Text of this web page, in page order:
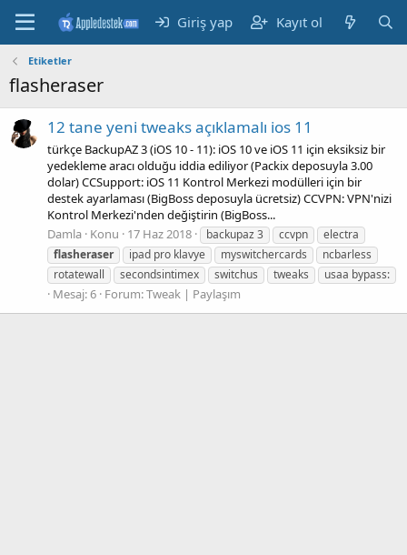
Giriş yap Kayıt ol
Etiketler
flasheraser
12 tane yeni tweaks açıklamalı ios 11
türkçe BackupAZ 3 (iOS 10 - 11): iOS 10 ve iOS 11 için eksiksiz bir
yedekleme aracı olduğu iddia ediliyor (Packix deposuyla 3.00
dolar) CCSupport: iOS 11 Kontrol Merkezi modülleri için bir
destek ayarlaması (BigBoss deposuyla ücretsiz) CCVPN: VPN'nizi
Kontrol Merkezi'nden değiştirin (BigBoss...
Damla Konu 17 Haz 2018 backupaz 3 ccvpn
electra
flasheraser
ipad pro klavye myswitchercards
ncbarless
rotatewall
secondsintimex switchus tweaks usaa bypass:
Mesaj: 6 Forum:Tweak | Paylaşım